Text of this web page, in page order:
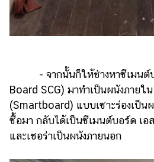
- จากนั้นก็ให้ช่างหาซีเมนต์บ
Board SCG) มาทำเป็นผนังภาย
(Smartboard) แบบเซาะร่องเป็น
ซื้อมา กลับได้เป็นซีเมนต์บอร์ด เอ
และเชอร่าเป็นผนังภายนอก